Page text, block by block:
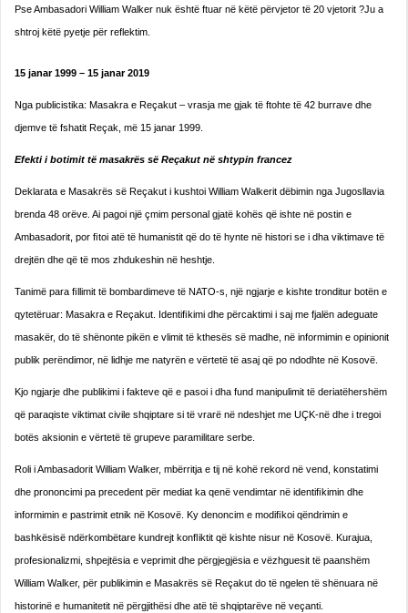
Pse Ambasadori William Walker nuk është ftuar në këtë përvjetor të 20 vjetorit ?Ju a
shtroj këtë pyetje për reflektim.
15 janar 1999 – 15 janar 2019
Nga publicistika: Masakra e Reçakut – vrasja me gjak të ftohte të 42 burrave dhe
djemve të fshatit Reçak, më 15 janar 1999.
Efekti i botimit të masakrës së Reçakut në shtypin francez
Deklarata e Masakrës së Reçakut i kushtoi William Walkerit dëbimin nga Jugosllavia
brenda 48 orëve. Ai pagoi një çmim personal gjatë kohës që ishte në postin e
Ambasadorit, por ﬁtoi atë të humanistit që do të hynte në histori se i dha viktimave të
drejtën dhe që të mos zhdu­keshin në heshtje.
Tanimë para ﬁllimit të bombardimeve të NATO-s, një ngjarje e kishte tronditur botën e
qytetëruar: Masakra e Reçakut. Identiﬁkimi dhe përcaktimi i saj me fjalën adeguate
masakër, do të shënonte pikën e vlimit të kthesës së madhe, në informimin e opinionit
publik perëndimor, në lidhje me natyrën e vërtetë të asaj që po ndodhte në Kosovë.
Kjo ngjarje dhe publikimi i fakteve që e pasoi i dha fund manipulimit të deriatëhershëm
që paraqiste viktimat civile shqiptare si të vrarë në ndeshjet me UÇK-në dhe i tregoi
botës aksionin e vërtetë të grupeve parami­li­tare serbe.
Roli i Ambasadorit William Walker, mbërritja e tij në kohë rekord në vend, konstatimi
dhe prononcimi pa precedent për mediat ka qenë vendimtar në identiﬁkimin dhe
informimin e pastrimit etnik në Kosovë. Ky denoncim e modiﬁkoi qëndrimin e
bashkësisë ndërkombëtare kundrejt konﬂiktit që kishte nisur në Kosovë. Kurajua,
profesionalizmi, shpejtësia e veprimit dhe përgjegjësia e vëzhguesit të paanshëm
William Walker, për publikimin e Masakrës së Reçakut do të ngelen të shë­nuara në
historinë e humanitetit në përgjithësi dhe atë të shqiptarëve në veçanti.